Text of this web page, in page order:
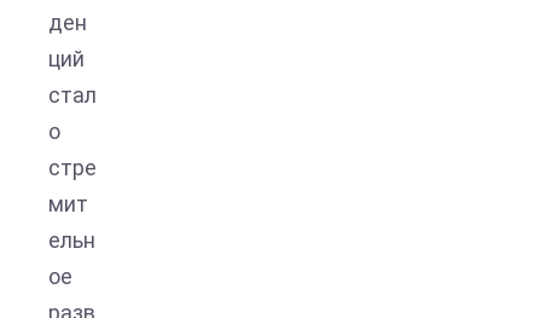
ден
ций
стал
о
стре
мит
ельн
ое
разв